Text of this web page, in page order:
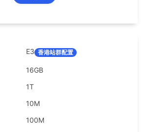
E3 香港站群配置
16GB
1T
10M
100M